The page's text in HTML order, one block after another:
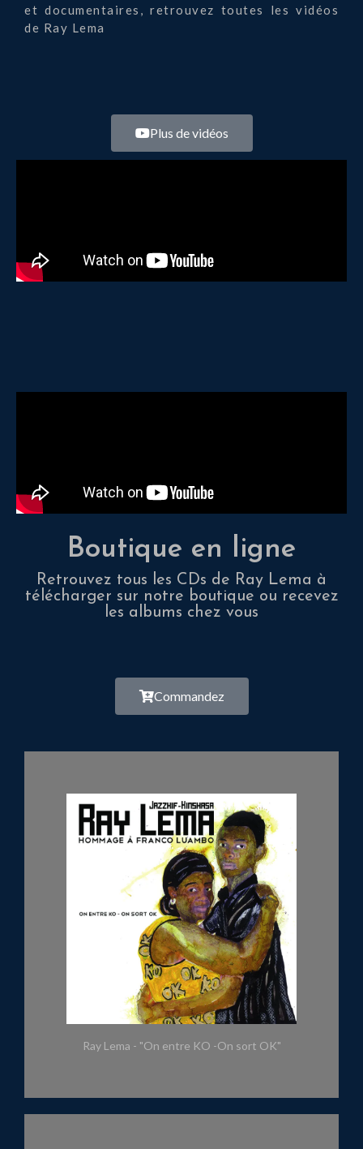
et documentaires, retrouvez toutes les vidéos
de Ray Lema
Plus de vidéos
Boutique en ligne
Retrouvez tous les CDs de Ray Lema à
télécharger sur notre boutique ou recevez
les albums chez vous
Commandez
Ray Lema - "On entre KO -On sort OK"